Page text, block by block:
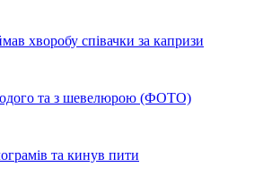
хворобу співачки за капризи
та з шевелюрою (ФОТО)
та кинув пити